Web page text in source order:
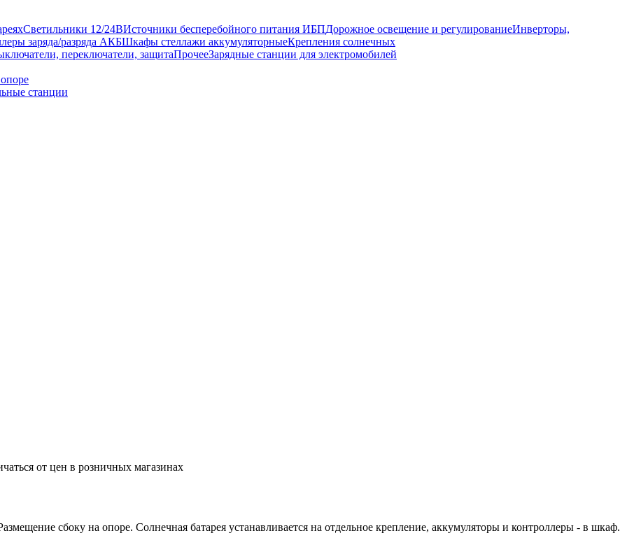
Светильники 12/24ВИсточники бесперебойного питания ИБПДорожное освещение и регулированиеИнверторы,
заряда/разряда АКБШкафы стеллажи аккумуляторныеКрепления солнечных
переключатели, защитаПрочееЗарядные станции для электромобилей
станции
от цен в розничных магазинах
сбоку на опоре. Солнечная батарея устанавливается на отдельное крепление, аккумуляторы и контроллеры - в шкаф.